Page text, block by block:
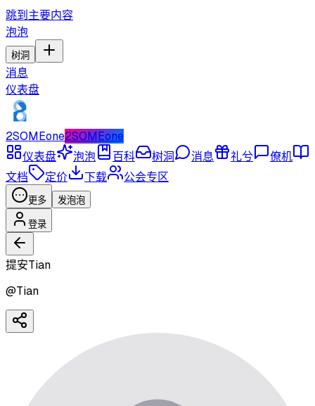
跳到主要内容
泡泡
树洞
消息
仪表盘
2SOMEone2SOMEone
仪表盘
泡泡 百科 树洞 消息 礼兮
僚机
文档
定价 下载 公会专区
更多 发泡泡
登录
提安Tian
@Tian